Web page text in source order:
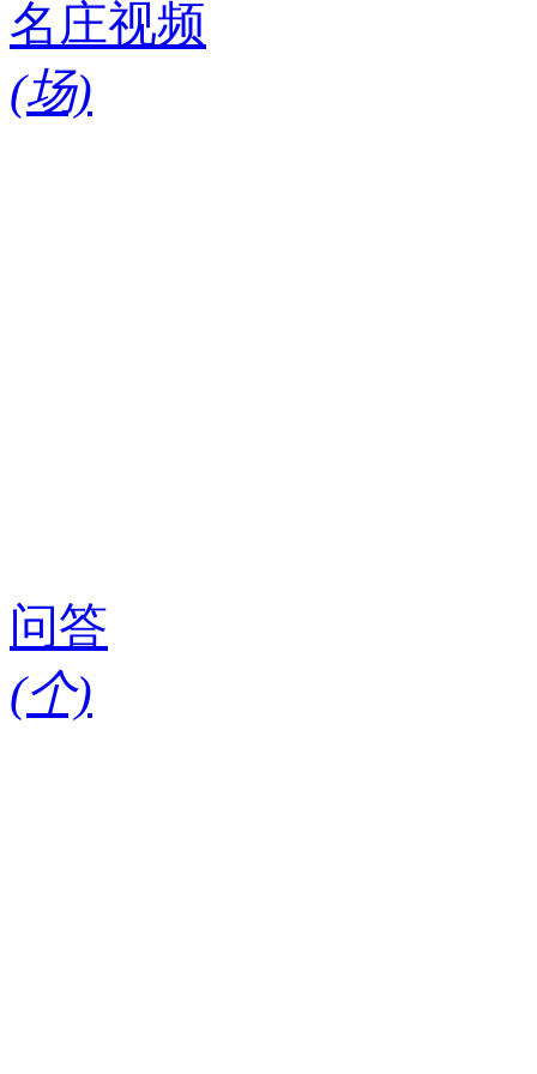
名庄视频
(场)
问答
(个)